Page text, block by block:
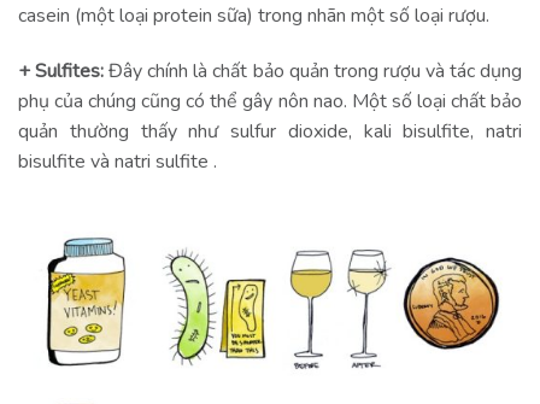
casein (một loại protein sữa) trong nhãn một số loại rượu.
+ Sulfites:Đây chính là chất bảo quản trong rượu và tác dụng
phụ của chúng cũng có thể gây nôn nao. Một số loại chất bảo
quản thường thấy như sulfur dioxide, kali bisulfite, natri
bisulfite và natri sulfite .